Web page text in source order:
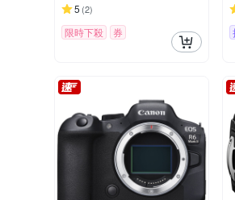
5 (2)
限時下殺 券